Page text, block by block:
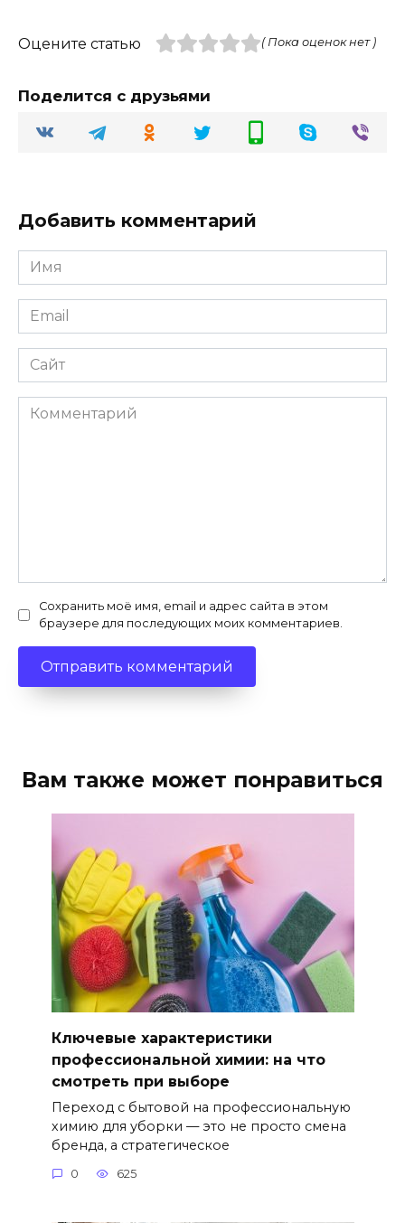
Оцените статью ( Пока оценок нет )
Поделится с друзьями
Добавить комментарий
Имя
Email
Сайт
Комментарий
Сохранить моё имя, email и адрес сайта в этом
браузере для последующих моих комментариев.
Вам также может понравиться
Ключевые характеристики
профессиональной химии: на что
смотреть при выборе
Переход с бытовой на профессиональную
химию для уборки — это не просто смена
бренда, а стратегическое
0 625